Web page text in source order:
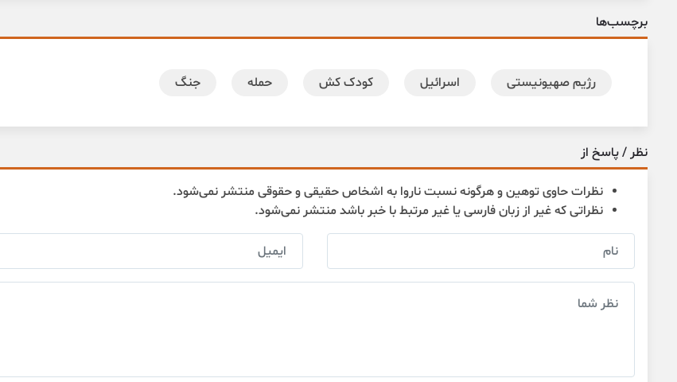
برچسب‌ها
رژیم صهیونیستی اسرائیل کودک کش حمله جنگ
نظر / پاسخ از
نظرات حاوی توهین و هرگونه نسبت ناروا به اشخاص حقیقی و حقوقی منتشر نمی‌شود.
نظراتی که غیر از زبان فارسی یا غیر مرتبط با خبر باشد منتشر نمی‌شود.